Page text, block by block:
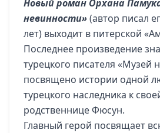
Новый роман Орхана
невинности»(автор писал
лет) выходит в питерской
Последнее произведение
турецкого писателя «Музей
посвящено истории одной
турецкого наследника к
родственнице Фюсун.
Главный герой посвящает